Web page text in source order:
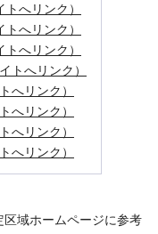
へリンク）
へリンク）
へリンク）
トへリンク）
へリンク）
へリンク）
へリンク）
へリンク）
域ホームページに参考